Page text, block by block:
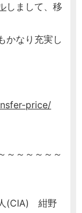
しまして、移
かなり充実し
price/
～～～～～～
(CIA) 紺野